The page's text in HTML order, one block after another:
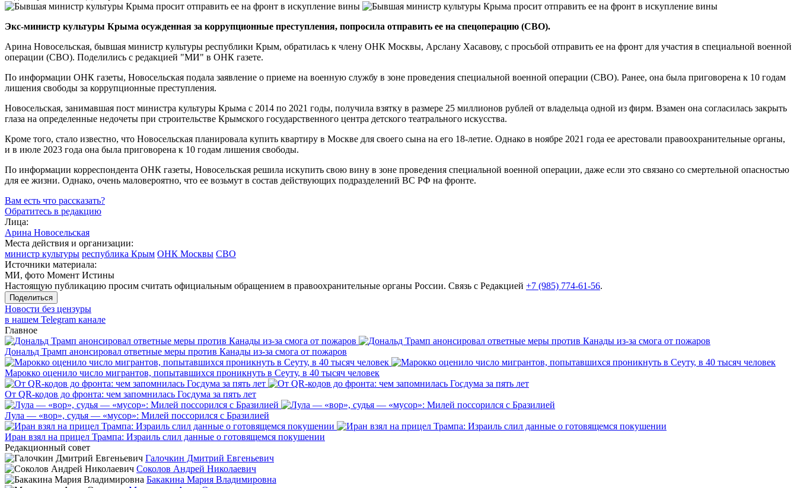
Экс-министр культуры Крыма осужденная за коррупционные преступления, попросила отправить ее на спецоперацию (СВО).
Арина Новосельская, бывшая министр культуры республики Крым, обратилась к члену ОНК Москвы, Арслану Хасавову, с просьбой отправить ее на фронт для участия в специальной военной
операции (СВО). Поделились с редакцией "МИ" в ОНК газете.
По информации ОНК газеты, Новосельская подала заявление о приеме на военную службу в зоне проведения специальной военной операции (СВО). Ранее, она была приговорена к 10 годам
лишения свободы за коррупционные преступления.
Новосельская, занимавшая пост министра культуры Крыма с 2014 по 2021 годы, получила взятку в размере 25 миллионов рублей от владельца одной из фирм. Взамен она согласилась закрыть
глаза на определенные недочеты при строительстве Крымского государственного центра детского театрального искусства.
Кроме того, стало известно, что Новосельская планировала купить квартиру в Москве для своего сына на его 18-летие. Однако в ноябре 2021 года ее арестовали правоохранительные органы,
и в июле 2023 года она была приговорена к 10 годам лишения свободы.
По информации корреспондента ОНК газеты, Новосельская решила искупить свою вину в зоне проведения специальной военной операции, даже если это связано со смертельной опасностью
для ее жизни. Однако, очень маловероятно, что ее возьмут в состав действующих подразделений ВС РФ на фронте.
Вам есть что рассказать?
Обратитесь в редакцию
Лица:
Арина Новосельская
Места действия и организации:
министр культуры республика Крым ОНК Москвы СВО
Источники материала:
МИ, фото Момент Истины
Настоящую публикацию просим считать официальным обращением в правоохранительные органы России. Связь с Редакцией +7 (985) 774-61-56.
Поделиться
Новости без цензуры
в нашем Telegram канале
Главное
Дональд Трамп анонсировал ответные меры против Канады из-за смога от пожаров
Марокко оценило число мигрантов, попытавшихся проникнуть в Сеуту, в 40 тысяч человек
От QR-кодов до фронта: чем запомнилась Госдума за пять лет
Лула — «вор», судья — «мусор»: Милей поссорился с Бразилией
Иран взял на прицел Трампа: Израиль слил данные о готовящемся покушении
Редакционный совет
Галочкин Дмитрий Евгеньевич
Соколов Андрей Николаевич
Бакакина Мария Владимировна